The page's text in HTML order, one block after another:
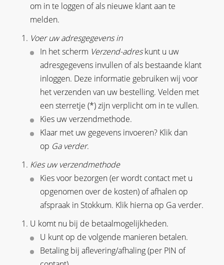
om in te loggen of als nieuwe klant aan te
melden.
Voer uw adresgegevens in
In het scherm Verzend-adreskunt u uw
adresgegevens invullen of als bestaande klant
inloggen. Deze informatie gebruiken wij voor
het verzenden van uw bestelling. Velden met
een sterretje (*) zijn verplicht om in te vullen.
Kies uw verzendmethode.
Klaar met uw gegevens invoeren? Klik dan
op Ga verder.
Kies uw verzendmethode
Kies voor bezorgen (er wordt contact met u
opgenomen over de kosten) of afhalen op
afspraak in Stokkum. Klik hierna op Ga verder.
U komt nu bij de betaalmogelijkheden.
U kunt op de volgende manieren betalen.
Betaling bij aflevering/afhaling (per PIN of